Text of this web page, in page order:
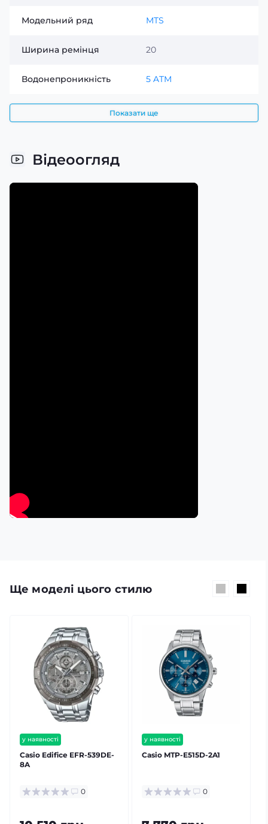
Модельний ряд MTS
Ширина ремінця 20
Водонепроникність 5 ATM
Показати ще
Відеоогляд
Ще моделі цього стилю
у наявності
безкоштовна доставка
гарантія 24 міс
Casio Edifice EFR-539DE-
8A
0
у наявності
безкоштовна доставка
Casio MTP-E515D-2A1
0